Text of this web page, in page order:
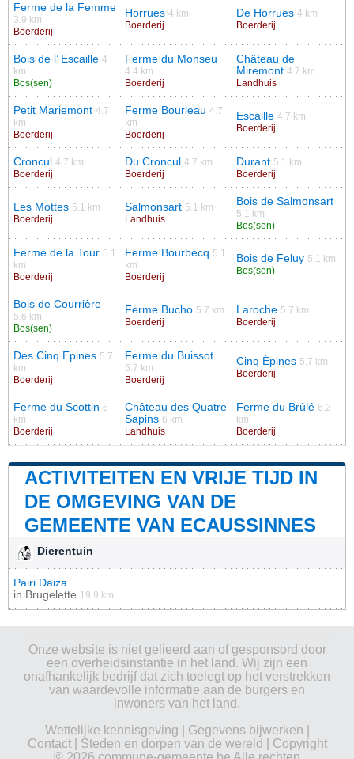
Ferme de la Femme
3.9 km
Boerderij
Horrues 4 km
Boerderij
De Horrues 4 km
Boerderij
Bois de l’ Escaille 4
km
Bos(sen)
Ferme du Monseu
4.4 km
Boerderij
Château de
Miremont 4.7 km
Landhuis
Petit Mariemont 4.7
km
Boerderij
Ferme Bourleau 4.7
km
Boerderij
Escaille 4.7 km
Boerderij
Croncul 4.7 km
Boerderij
Du Croncul 4.7 km
Boerderij
Durant 5.1 km
Boerderij
Les Mottes 5.1 km
Boerderij
Salmonsart 5.1 km
Landhuis
Bois de Salmonsart
5.1 km
Bos(sen)
Ferme de la Tour 5.1
km
Boerderij
Ferme Bourbecq 5.1
km
Boerderij
Bois de Feluy 5.1 km
Bos(sen)
Bois de Courrière
5.6 km
Bos(sen)
Ferme Bucho 5.7 km
Boerderij
Laroche 5.7 km
Boerderij
Des Cinq Epines 5.7
km
Boerderij
Ferme du Buissot
5.7 km
Boerderij
Cinq Épines 5.7 km
Boerderij
Ferme du Scottin 6
km
Boerderij
Château des Quatre
Sapins 6 km
Landhuis
Ferme du Brûlé 6.2
km
Boerderij
ACTIVITEITEN EN VRIJE TIJD IN
DE OMGEVING VAN DE
GEMEENTE VAN ECAUSSINNES
Dierentuin
Pairi Daiza
in Brugelette 19.9 km
Onze website is niet gelieerd aan of gesponsord door
een overheidsinstantie in het land. Wij zijn een
onafhankelijk bedrijf dat zich toelegt op het verstrekken
van waardevolle informatie aan de burgers en
inwoners van het land.
Wettelijke kennisgeving
Gegevens bijwerken
Contact| Steden en dorpen van de wereld
| Copyright